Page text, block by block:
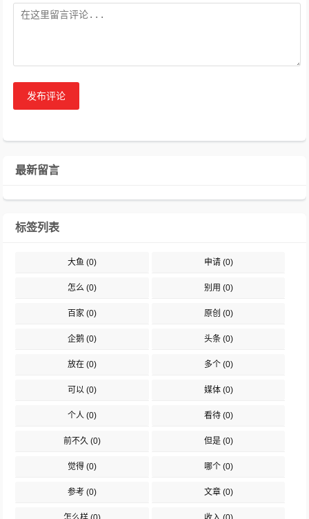
发布评论
最新留言
标签列表
大鱼 (0) 申请(0)
怎么 (0) 别用 (0)
百家 (0) 原创 (0)
企鹅 (0) 头条(0)
放在 (0) 多个(0)
可以 (0) 媒体(0)
个人 (0) 看待(0)
前不久 (0) 但是(0)
觉得 (0) 哪个(0)
参考 (0) 文章(0)